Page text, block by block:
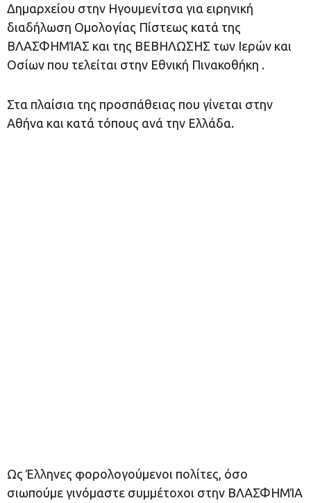
Δημαρχείου στην Ηγουμενίτσα για ειρηνική
διαδήλωση Ομολογίας Πίστεως κατά της
ΒΛΑΣΦΗΜΊΑΣ και της ΒΕΒΗΛΩΣΗΣ των Ιερών και
Οσίων που τελείται στην Εθνική Πινακοθήκη .
Στα πλαίσια της προσπάθειας που γίνεται στην
Αθήνα και κατά τόπους ανά την Ελλάδα.
Ως Έλληνες φορολογούμενοι πολίτες, όσο
σιωπούμε γινόμαστε συμμέτοχοι στην ΒΛΑΣΦΗΜΊΑ